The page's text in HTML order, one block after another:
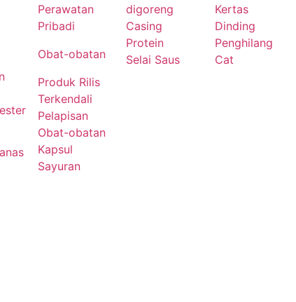
Perawatan
Pribadi
Obat-obatan
Produk Rilis
Terkendali
Pelapisan
Obat-obatan
Kapsul
Sayuran
digoreng
Casing
Protein
Selai Saus
Kertas
Dinding
Penghilang
Cat